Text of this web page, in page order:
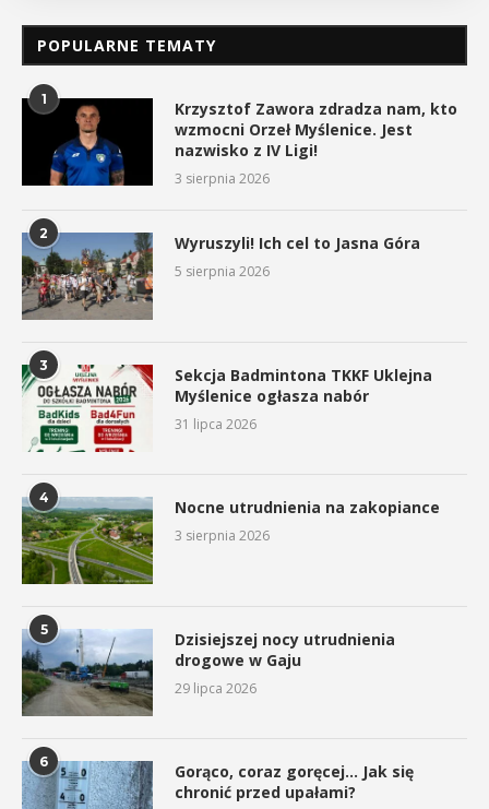
POPULARNE TEMATY
1
Krzysztof Zawora zdradza nam, kto
wzmocni Orzeł Myślenice. Jest
nazwisko z IV Ligi!
3 sierpnia 2026
2 Wyruszyli! Ich cel to Jasna Góra
5 sierpnia 2026
3
Sekcja Badmintona TKKF Uklejna
Myślenice ogłasza nabór
31 lipca 2026
4 Nocne utrudnienia na zakopiance
3 sierpnia 2026
5
Dzisiejszej nocy utrudnienia
drogowe w Gaju
29 lipca 2026
6
Gorąco, coraz goręcej… Jak się
chronić przed upałami?